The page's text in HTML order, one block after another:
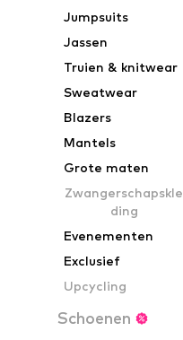
Jumpsuits
Jassen
Truien & knitwear
Sweatwear
Blazers
Mantels
Grote maten
Zwangerschapskle
ding
Evenementen
Exclusief
Upcycling
Schoenen